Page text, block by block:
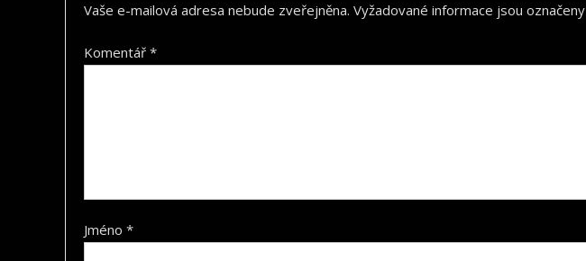
Vaše e-mailová adresa nebude zveřejněna. Vyžadované informace jsou označeny
Komentář *
Jméno *